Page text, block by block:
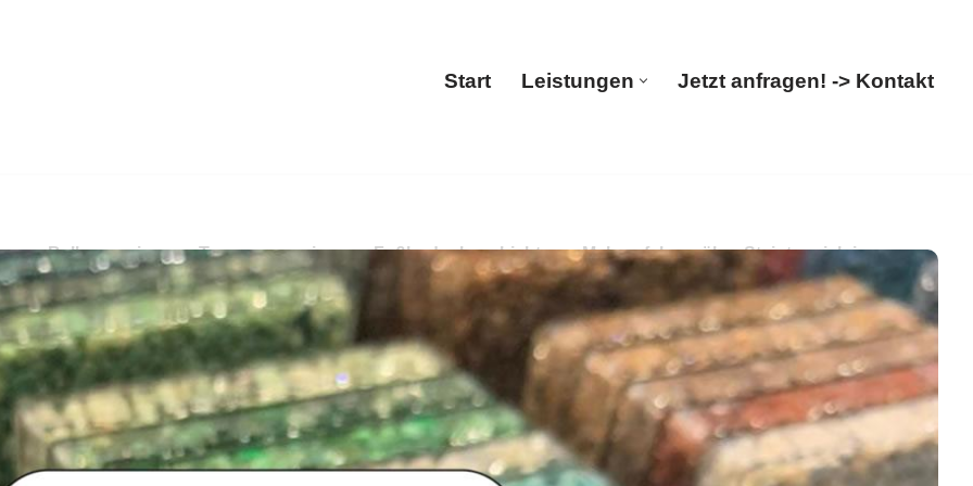
Start Leistungen Jetzt anfragen! -> Kontakt
Balkonsanierung, Terrassensanierung, Fußbodenbeschichtung. Mehr erfahren über Steinteppich in
Treppensanierung, Fußbodenbeschichtung. Ihre Anfrage endet hier: ✓Terrassensanierung,
✓Fußbodenbeschichtung für Biedenkopf.
PayKIES, Ihr Boden-Verleger. Setzen Sie auf uns ✉.